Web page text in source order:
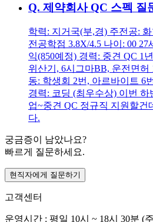
Q. 제약회사 QC 스펙 질
학력: 지거국(부,경) 주전공:
전공학점 3.8X/4.5 나이: 00
익(850예정) 경력: 중견 QC 1
위산기, 6시그마BB, 운전면허
동: 학생회 2번, 아르바이트 6
경력: 코딩 (최우수상) 이번 하
업~중견 QC 정규직 지원할건
다.
궁금증이 남았나요?
빠르게 질문하세요.
현직자에게 질문하기
고객센터
운영시간 : 평일 10시 ~ 18시 30분 (